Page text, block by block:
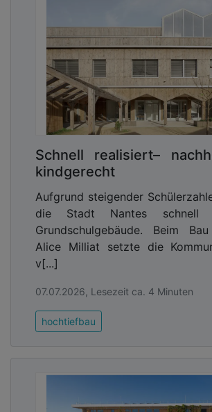
Schnell realisiert–
kindgerecht
Aufgrund steigender
die Stadt Nantes schnell
Grundschulgebäude. Beim
Alice Milliat setzte die
v[...]
07.07.2026, Lesezeit ca. 4 Minuten
hochtiefbau